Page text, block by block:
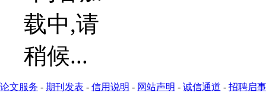
论文服务 - 期刊发表 - 信用说明 - 网站声明 - 诚信通道 - 招聘启事